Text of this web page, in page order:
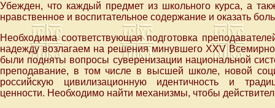
Убежден, что каждый предмет из школьного курса, а
нравственное и воспитательное содержание и оказать
Необходима соответствующая подготовка
надежду возлагаем на решения минувшего XXV
были подняты вопросы суверенизации национальной
преподавание, в том числе в высшей школе, новой
российскую цивилизационную идентичность и
ценности. Необходимо найти механизмы, чтобы